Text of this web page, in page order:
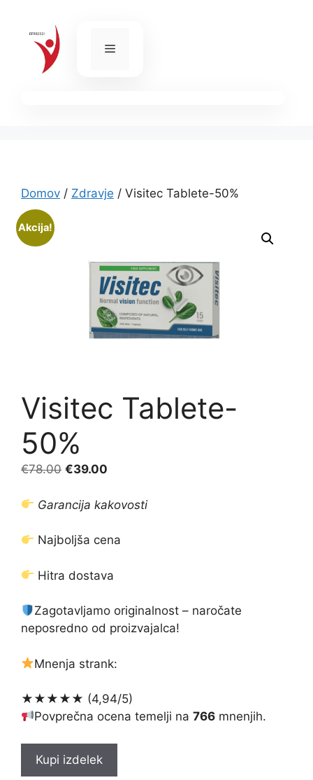
content
Menu
Domov / Zdravje / Visitec Tablete-50%
Akcija!
Visitec Tablete-
50%
€78.00 Izvirna
je
€78.00.
€39.00
je:
Garancija kakovosti
Najboljša cena
Hitra dostava
Zagotavljamo originalnost – naročate
neposredno od proizvajalca!
Mnenja strank:
★★★★★ (4,94/5)
Povprečna ocena temelji na766 mnenjih.
Kupi izdelek